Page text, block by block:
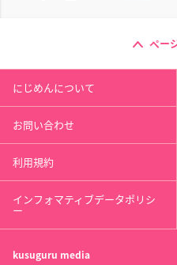
ペー
にじめんについて
お問い合わせ
利用規約
インフォマティブデータポリシ
ー
kusuguru media